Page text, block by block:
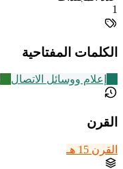
1
الكلمات المفتاحية
إعلام ووسائل الاتصال
القرن
القرن 15 هـ